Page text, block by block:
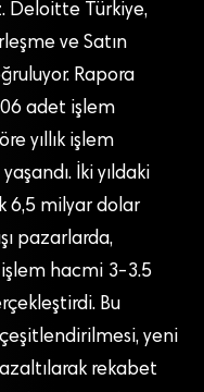
Deloitte Türkiye,
ve Satın
Rapora
adet işlem
yıllık işlem
İki yıldaki
6,5 milyar dolar
pazarlarda,
hacmi 3-3.5
Bu
çeşitlendirilmesi, yeni
rekabet